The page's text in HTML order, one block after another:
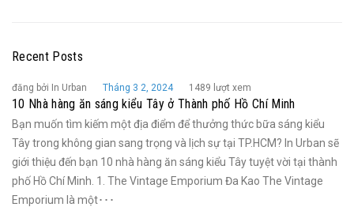
Recent Posts
đăng bởi In Urban Tháng 3 2, 2024 1489 lượt xem
10 Nhà hàng ăn sáng kiểu Tây ở Thành phố Hồ Chí Minh
Bạn muốn tìm kiếm một địa điểm để thưởng thức bữa sáng kiểu
Tây trong không gian sang trọng và lịch sự tại TP.HCM? In Urban sẽ
giới thiệu đến bạn 10 nhà hàng ăn sáng kiểu Tây tuyệt vời tại thành
phố Hồ Chí Minh. 1. The Vintage Emporium Đa Kao The Vintage
Emporium là một･･･